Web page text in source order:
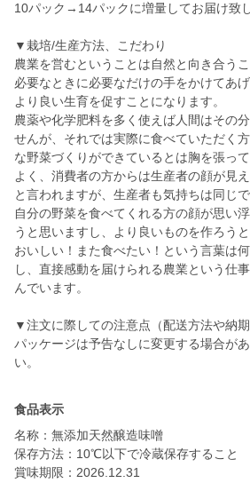
10パック→14パックに増量してお届け致
▼栽培/生産方法、こだわり
農業を営むということは自然と向き合う
必要なときに必要なだけの手をかけてあ
より良い生育を促すことになります。
農薬や化学肥料を多く使えば人間はその
せんが、それでは実際に食べていただく
な野菜づくりができているとは胸を張って
よく、消費者の方からは生産者の顔が見
と言われますが、生産者も気持ちは同じで
自分の野菜を食べてくれる方の顔が思い
うと思いますし、より良いものを作ろうと
おいしい！また食べたい！という言葉は
し、直接感動を届けられる農業という仕
んでいます。
▼注文に際しての注意点（配送方法や納期
パッケージは予告なしに変更する場合が
い。
食品表示
名称：無添加天然醸造味噌
保存方法：10℃以下で冷蔵保存すること
賞味期限：2026.12.31